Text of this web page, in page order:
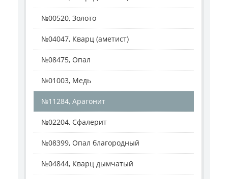
№00520, Золото
№04047, Кварц (аметист)
№08475, Опал
№01003, Медь
№11284, Арагонит
№02204, Сфалерит
№08399, Опал благородный
№04844, Кварц дымчатый